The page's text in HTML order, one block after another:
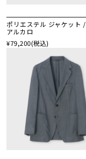
ポリエステル ジャケット /
アルカロ
¥79,200(税込)